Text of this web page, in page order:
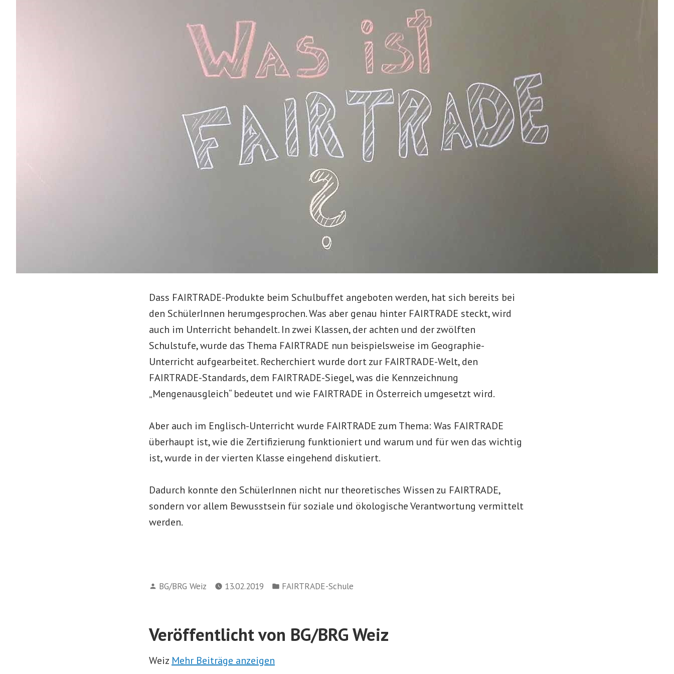
Dass FAIRTRADE-Produkte beim Schulbuffet angeboten werden, hat sich bereits bei
den SchülerInnen herumgesprochen. Was aber genau hinter FAIRTRADE steckt, wird
auch im Unterricht behandelt. In zwei Klassen, der achten und der zwölften
Schulstufe, wurde das Thema FAIRTRADE nun beispielsweise im Geographie-
Unterricht aufgearbeitet. Recherchiert wurde dort zur FAIRTRADE-Welt, den
FAIRTRADE-Standards, dem FAIRTRADE-Siegel, was die Kennzeichnung
„Mengenausgleich“ bedeutet und wie FAIRTRADE in Österreich umgesetzt wird.
Aber auch im Englisch-Unterricht wurde FAIRTRADE zum Thema: Was FAIRTRADE
überhaupt ist, wie die Zertifizierung funktioniert und warum und für wen das wichtig
ist, wurde in der vierten Klasse eingehend diskutiert.
Dadurch konnte den SchülerInnen nicht nur theoretisches Wissen zu FAIRTRADE,
sondern vor allem Bewusstsein für soziale und ökologische Verantwortung vermittelt
werden.
Verfasst
BG/BRG Weiz 13.02.2019
Veröffentlicht
FAIRTRADE-Schule
Veröffentlicht von BG/BRG Weiz
Weiz Mehr Beiträge anzeigen